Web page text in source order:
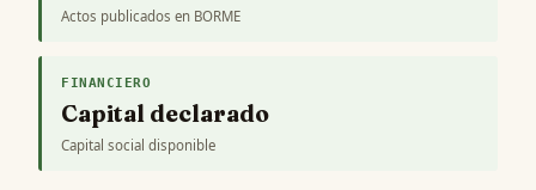
Actos publicados en BORME
FINANCIERO
Capital declarado
Capital social disponible